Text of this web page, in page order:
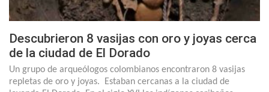
Descubrieron 8 vasijas con oro y joyas cerca
de la ciudad de El Dorado
Un grupo de arqueólogos colombianos encontraron 8 vasijas
repletas de oro y joyas. Estaban cercanas a la ciudad de